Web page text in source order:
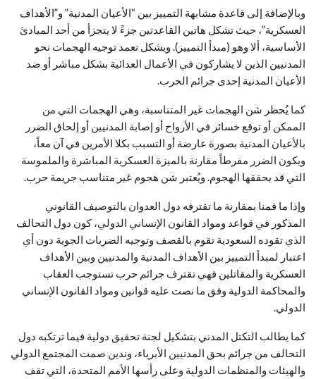
وبالإضافة إلى قاعدة مشابهة التمييز بين “الأعيان المدنية” و”الأهداف
العسكرية”، حيث تشكل هاتين القاعدتين جزءً لا يتجزأ من أحد المبادئ
الأساسية، ألا وهو (مبدأ التمييز). ويشكل تعمد توجيه الهجمات نحو
المدنيين الذين لا يشاركون في الأعمال العدائية بشكل مباشر أو ضد
الأعيان المدنية إحدى جرائم الحرب.
كما يُحظر شن الهجمات غير المتناسبة، وهي الهجمات التي من
الممكن أو توقع خسائر في الأرواح أو إصابة المدنيين أو إلحاق الضرر
بالأعيان المدنية بصورة عارضة أو التسبب بكلا الأمرين في آن معاً،
ويكون الضرر مفرطاً مقارنة بالميزة العسكرية المباشرة والملموسة
التي قد يحققها الهجوم. ويُعتبر شن هجوم غير متناسب جريمة حرب.
وإذا ما قمنا بمقارنة ما تقترفه دول العدوان بالتوصيف القانوني
المذكور في قواعد ومواد القانون الإنساني الدولي، كون دول التحالف
الذي تقوده السعودية تقوم بالقصف وتوجيه الضربات الجوية دون أي
اعتبار لمبدأ التمييز بين الأهداف المدنية والمدنيين وبين الأهداف
العسكرية والمقاتلين فهي تقترف جرائم حرب تستوجب العقاب
والمحاكمة الدولية وفق ما نصت عليه قوانين ومواد القانون الإنساني
الدولي.
كما يطالب التكتل المدني بتشكيل لجنة تحقيق دولية فيما ترتكبه دول
التحالف من جرائم بحق المدنيين الأبرياء، وندين صمت المجتمع الدولي
والهيئات والمنظمات الدولية وعلى رأسها الأمم المتحدة، التي تقف